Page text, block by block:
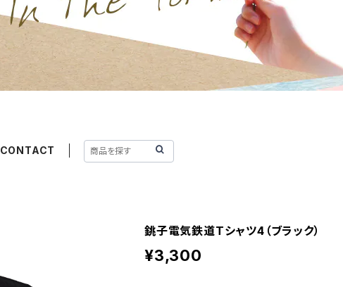
CONTACT
銚子電気鉄道Tシャツ4（ブラック）
¥3,300